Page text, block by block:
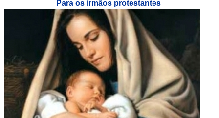
Para os irmãos protestantes